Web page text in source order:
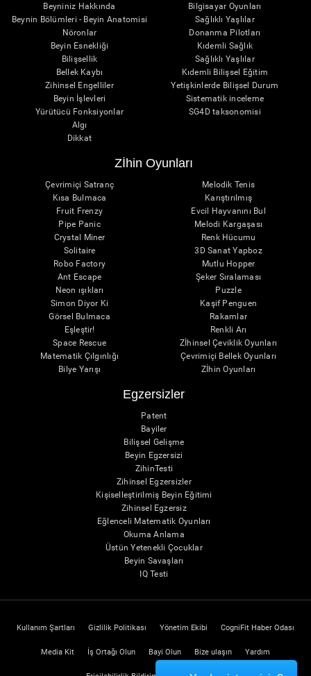
Beyniniz Hakkında
Beynin Bölümleri - Beyin Anatomisi
Nöronlar
Beyin Esnekliği
Bilişsellik
Bellek Kaybı
Zihinsel Engelliler
Beyin İşlevleri
Yürütücü Fonksiyonlar
Algı
Dikkat
Bilgisayar Oyunları
Sağlıklı Yaşlılar
Donanma Pilotları
Kıdemli Sağlık
Sağlıklı Yaşlılar
Kıdemli Bilişsel Eğitim
Yetişkinlerde Bilişsel Durum
Sistematik inceleme
SG4D taksonomisi
Zİhin Oyunları
Çevrimiçi Satranç
Kısa Bulmaca
Fruit Frenzy
Pipe Panic
Crystal Miner
Solitaire
Robo Factory
Ant Escape
Neon ışıkları
Simon Diyor Ki
Görsel Bulmaca
Eşleştir!
Space Rescue
Matematik Çılgınlığı
Bilye Yarışı
Melodik Tenis
Karıştırılmış
Evcil Hayvanını Bul
Melodi Kargaşası
Renk Hücumu
3D Sanat Yapboz
Mutlu Hopper
Şeker Sıralaması
Puzzle
Kaşif Penguen
Rakamlar
Renkli Arı
Zİhinsel Çeviklik Oyunları
Çevrimiçi Bellek Oyunları
Zİhin Oyunları
Egzersizler
Patent
Bayiler
Bilişsel Gelişme
Beyin Egzersizi
ZihinTesti
Zihinsel Egzersizler
Kişiselleştirilmiş Beyin Eğitimi
Zihinsel Egzersiz
Eğlenceli Matematik Oyunları
Okuma Anlama
Üstün Yetenekli Çocuklar
Beyin Savaşları
IQ Testi
Kullanım Şartları Gizlilik Politikası Yönetim Ekibi CogniFit Haber Odası
Media Kit İş Ortağı Olun Bayi Olun Bize ulaşın Yardım